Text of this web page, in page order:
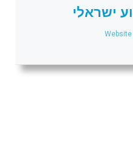
ישראלי
Website